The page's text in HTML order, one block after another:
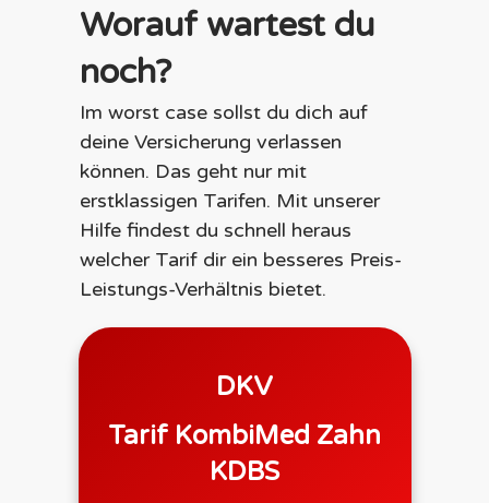
Worauf wartest du
noch?
Im worst case sollst du dich auf
deine Versicherung verlassen
können. Das geht nur mit
erstklassigen Tarifen. Mit unserer
Hilfe findest du schnell heraus
welcher Tarif dir ein besseres Preis-
Leistungs-Verhältnis bietet.
DKV
Tarif KombiMed Zahn
KDBS